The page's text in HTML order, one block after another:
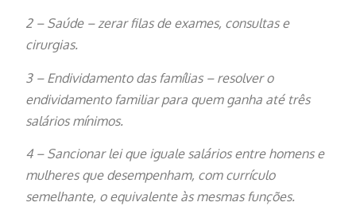
2 – Saúde – zerar filas de exames, consultas e
cirurgias.
3 – Endividamento das famílias – resolver o
endividamento familiar para quem ganha até três
salários mínimos.
4 – Sancionar lei que iguale salários entre homens e
mulheres que desempenham, com currículo
semelhante, o equivalente às mesmas funções.